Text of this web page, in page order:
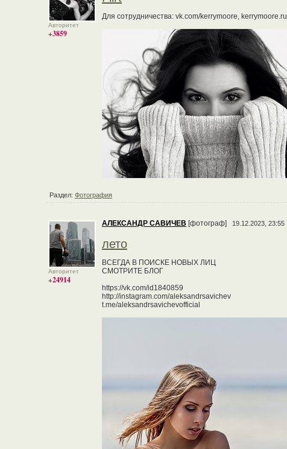
Авторитет
+3859
Для сотрудничества: vk.com/kerrymoore, kerrymoore.ru
Раздел: Фотография
Авторитет
+24914
АЛЕКСАНДР САВИЧЕВ [фотограф] 19.12.2023, 23:55
лето
ВСЕГДА В ПОИСКЕ НОВЫХ ЛИЦ
СМОТРИТЕ БЛОГ
https://vk.com/id1840859
http://instagram.com/aleksandrsavichev
t.me/aleksandrsavichevofficial